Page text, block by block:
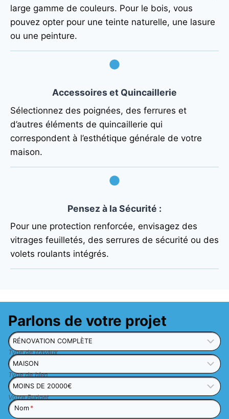
large gamme de couleurs. Pour le bois, vous
pouvez opter pour une teinte naturelle, une lasure
ou une peinture.
Accessoires et Quincaillerie
Sélectionnez des poignées, des ferrures et
d’autres éléments de quincaillerie qui
correspondent à l’esthétique générale de votre
maison.
Pensez à la Sécurité :
Pour une protection renforcée, envisagez des
vitrages feuilletés, des serrures de sécurité ou des
volets roulants intégrés.
Parlons de votre projet
Type de travaux
Type de bien
Votre Budget
Nom *